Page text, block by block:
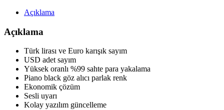
Açıklama
Açıklama
Türk lirası ve Euro karışık sayım
USD adet sayım
Yüksek oranlı %99 sahte para yakalama
Piano black göz alıcı parlak renk
Ekonomik çözüm
Sesli uyarı
Kolay yazılım güncelleme